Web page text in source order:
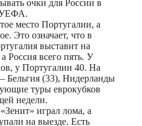
очки для России в
УЕФА.
место Португалии, а
Это означает, что в
выставит на
Россия всего пять. У
у Португалии 40. На
Бельгия (33), Нидерланды
туры еврокубков
недели.
играл лома, а
на выезде. Есть